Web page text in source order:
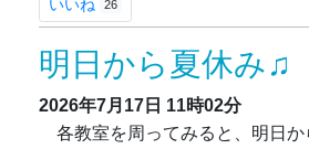
いいね 26
明日から夏休み♫
2026年7月17日 11時02分
各教室を周ってみると、明日か